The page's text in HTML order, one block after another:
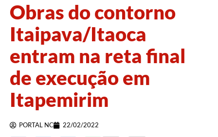
Obras do contorno
Itaipava/Itaoca
entram na reta final
de execução em
Itapemirim
PORTAL NC 22/02/2022